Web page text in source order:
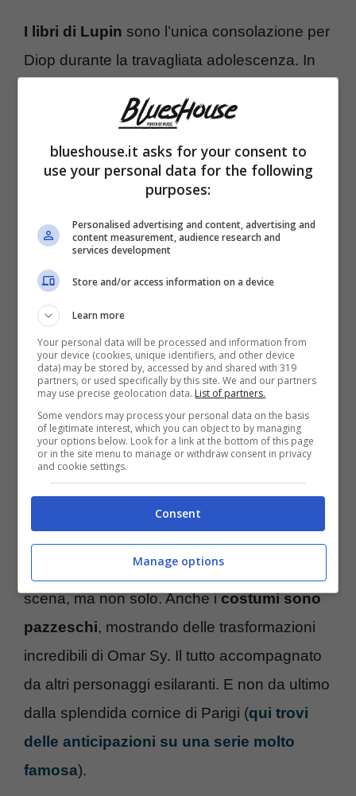
I libri di Lupin sono l’unica consolazione per
Diop durante la travagliata adolescenza. In
accusato di aver rubato una preziosa collana
a Pellegrini, ricco imprenditore per cui
lavorava come domestico, finendo in
carcere. Qui si toglie la vita, ma
suicidio non ha mai convinto Assane. Ora
che è adulto, e un abile ladro professionista
(soprattutto grazie all’esempio di Lupin), è
impegnato nelle indagini della vicenda per
scoprire cosa è accaduto davvero al padre,
arrivando poi a capire come la sua morte sia
stata dettata da un omicidio.
Pellegrini resta l’avversario numero uno di
Diop nel corso delle varie stagioni, in cui ne
succedono di cotte e di crude, fino alla terza
stagione in cuiAssane simula perfino la
. L’ultimo capitolo è ricco di colpi di
scena, ma non solo. Anche icostumi sono
pazzeschi, mostrando delle trasformazioni
incredibili di Omar Sy. Il tutto accompagnato
da altri personaggi esilaranti. E non da ultimo
dalla splendida cornice di Parigi (qui trovi
delle anticipazioni su una serie molto
famosa).
blueshouse.it asks for your consent to
use your personal data for the following
purposes:
Personalised advertising and content, advertising and
content measurement, audience research and
services development
Store and/or access information on a device
Learn more
Your personal data will be processed and information from
your device (cookies, unique identifiers, and other device
data) may be stored by, accessed by and shared with 319
partners, or used specifically by this site. We and our partners
may use precise geolocation data. List of partners.
Some vendors may process your personal data on the basis
of legitimate interest, which you can object to by managing
your options below. Look for a link at the bottom of this page
or in the site menu to manage or withdraw consent in privacy
and cookie settings.
Consent
Manage options